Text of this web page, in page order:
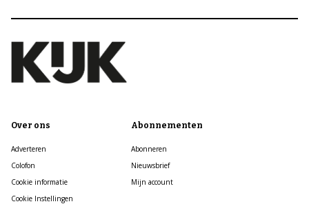
Over ons
Adverteren
Colofon
Cookie informatie
Cookie Instellingen
Abonnementen
Abonneren
Nieuwsbrief
Mijn account